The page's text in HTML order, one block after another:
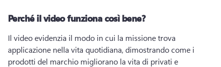
Perché il video funziona così bene?
Il video evidenzia il modo in cui la missione trova
applicazione nella vita quotidiana, dimostrando come i
prodotti del marchio migliorano la vita di privati e